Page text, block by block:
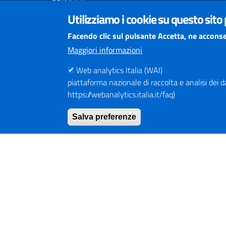
Numero Verde 800.01.3474
Mail URPurprov@provincia.perugia.it
Posta elettronica certificata (PEC)
provincia.perugia@postacert.umbria.it
Altri indirizzi PEC della Provincia di Perugia
Centrale Operativa Polizia provinciale 075.32111
Emergenza Stradale 335.6425246
Numeri Emergenza dei Comprensori
Infoviabilità
Utilizziamo i cookie su questo
Facendo clic sul pulsante Accetta, ne
Maggiori informazioni
Web analytics Italia (WAI)
piattaforma nazionale di raccolta e analisi dei
https://webanalytics.italia.it/faq)
Salva preferenze